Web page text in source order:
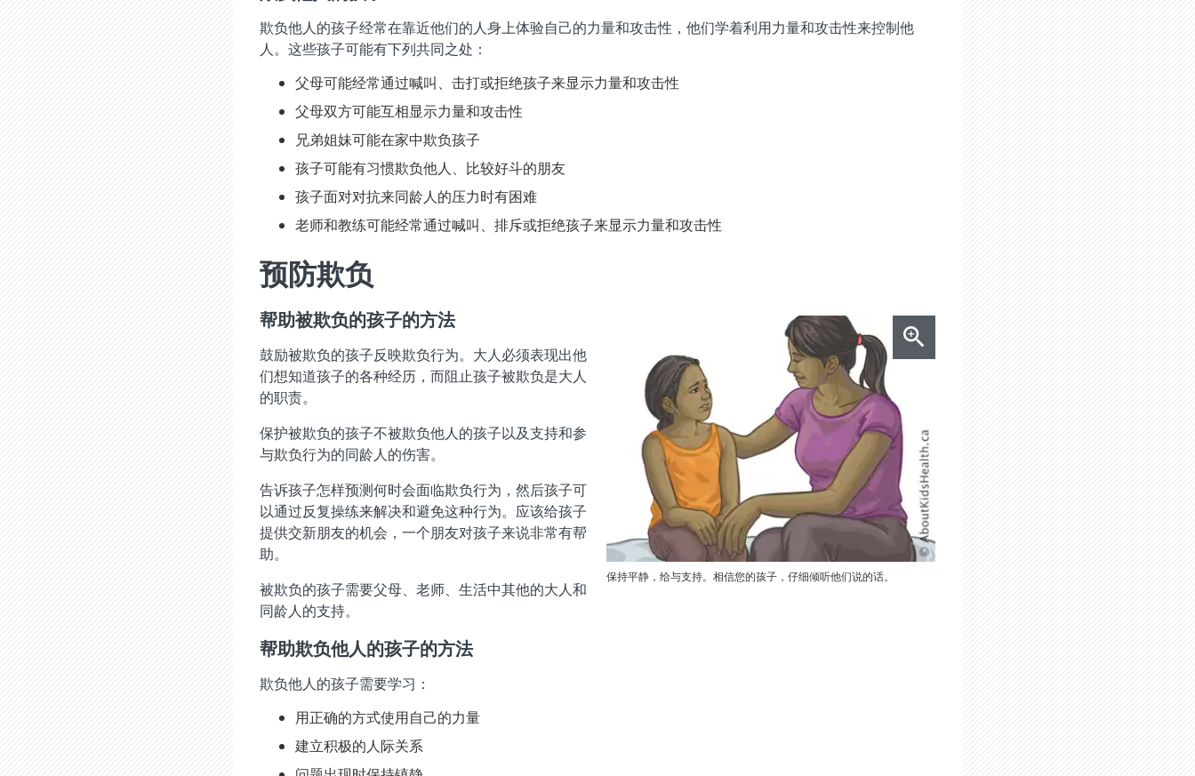
欺负他人的孩子经常在靠近他们的人身上体验自己的力量和攻击性，他们学着利用力量和攻击性来控制他
人。这些孩子可能有下列共同之处：
父母可能经常通过喊叫、击打或拒绝孩子来显示力量和攻击性
父母双方可能互相显示力量和攻击性
兄弟姐妹可能在家中欺负孩子
孩子可能有习惯欺负他人、比较好斗的朋友
孩子面对对抗来同龄人的压力时有困难
老师和教练可能经常通过喊叫、排斥或拒绝孩子来显示力量和攻击性
预防欺负
保持平静，给与支持。相信您的孩子，仔细倾听他们说的话。
帮助被欺负的孩子的方法
鼓励被欺负的孩子反映欺负行为。大人必须表现出他
们想知道孩子的各种经历，而阻止孩子被欺负是大人
的职责。
保护被欺负的孩子不被欺负他人的孩子以及支持和参
与欺负行为的同龄人的伤害。
告诉孩子怎样预测何时会面临欺负行为，然后孩子可
以通过反复操练来解决和避免这种行为。应该给孩子
提供交新朋友的机会，一个朋友对孩子来说非常有帮
助。
被欺负的孩子需要父母、老师、生活中其他的大人和
同龄人的支持。
帮助欺负他人的孩子的方法
欺负他人的孩子需要学习：
用正确的方式使用自己的力量
建立积极的人际关系